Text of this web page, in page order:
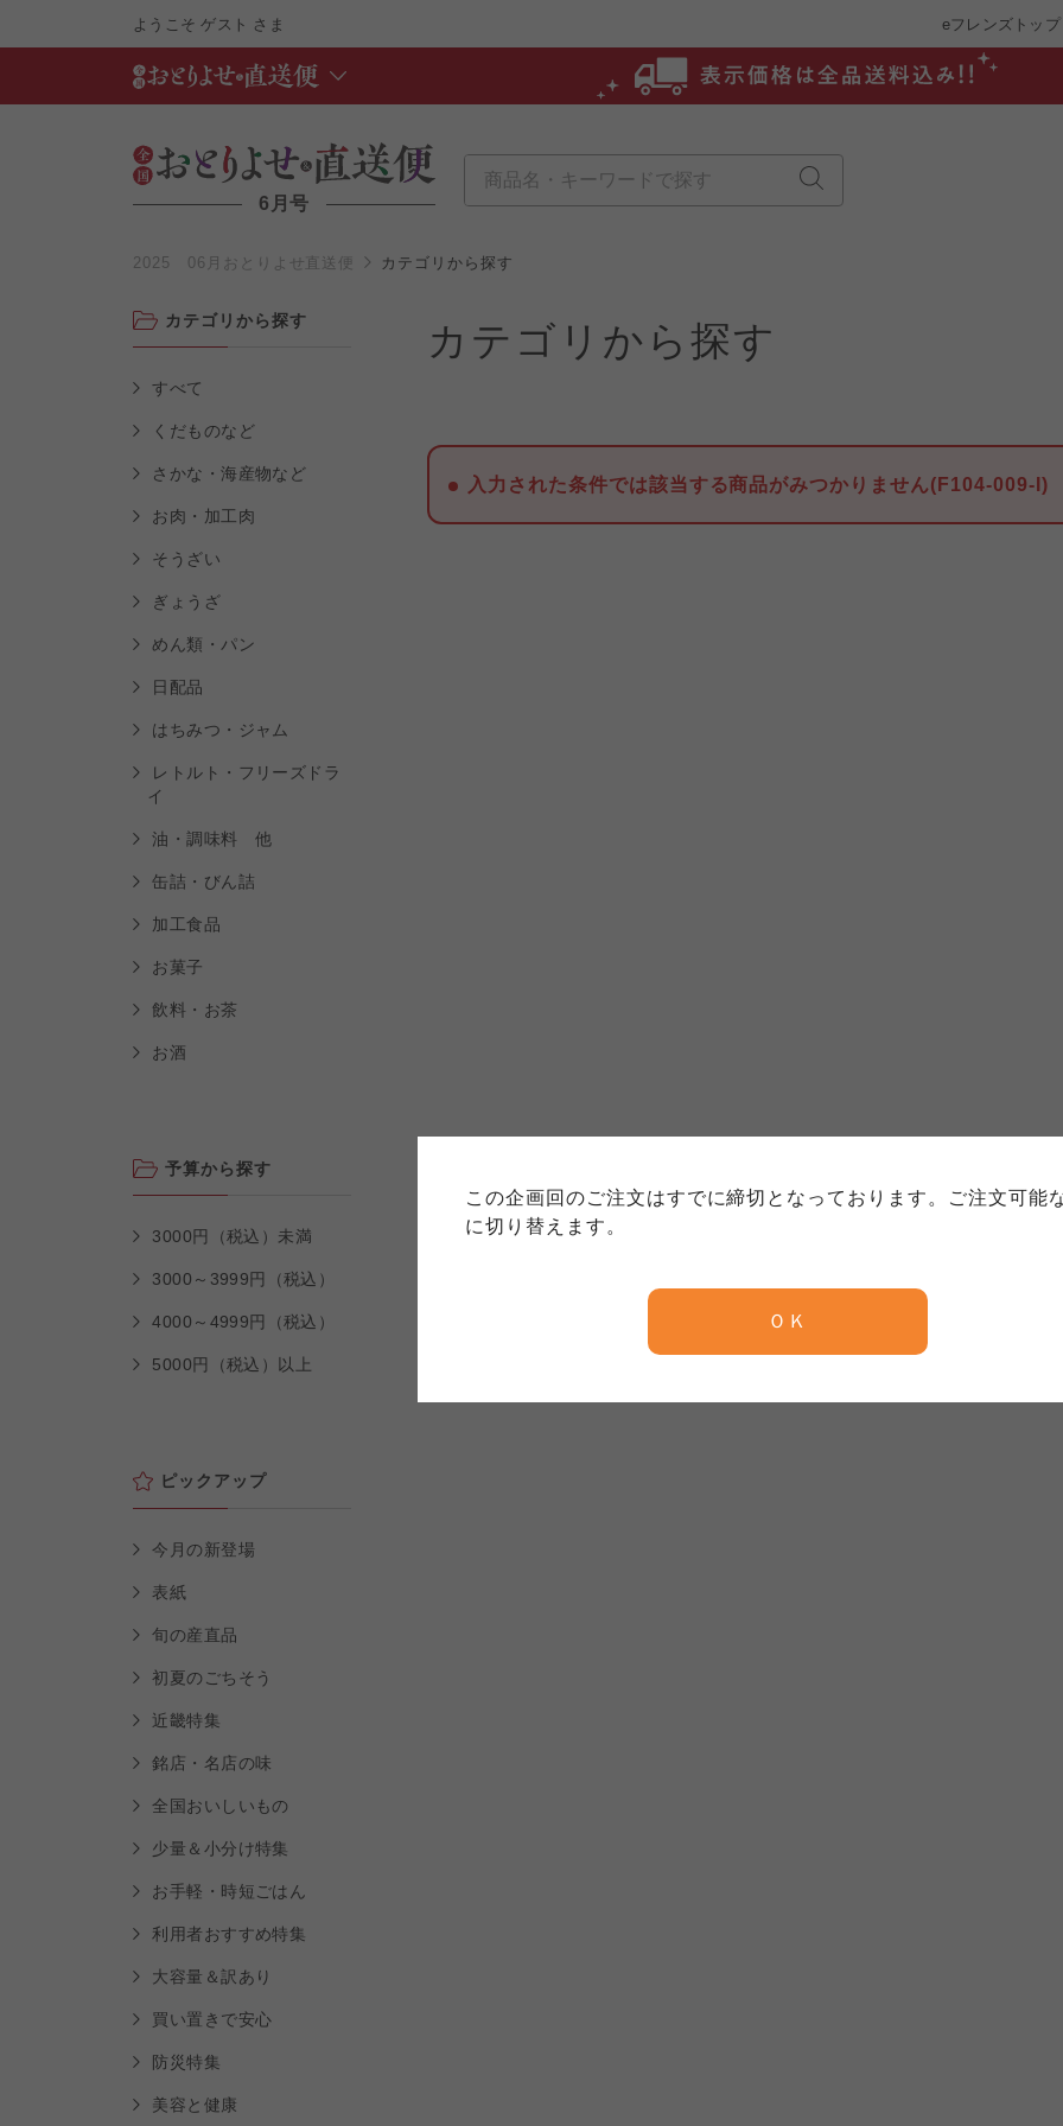
この企画回のご注文はすでに締切となっております。ご注文可能
に切り替えます。
ＯＫ
ようこそゲスト さま eフレンズトップ
6月号
2025 06月おとりよせ直送便 カテゴリから探す
カテゴリから探す
すべて
くだものなど
さかな・海産物など
お肉・加工肉
そうざい
ぎょうざ
めん類・パン
日配品
はちみつ・ジャム
レトルト・フリーズドラ
イ
油・調味料 他
缶詰・びん詰
加工食品
お菓子
飲料・お茶
お酒
予算から探す
3000円（税込）未満
3000～3999円（税込）
4000～4999円（税込）
5000円（税込）以上
ピックアップ
今月の新登場
表紙
旬の産直品
初夏のごちそう
近畿特集
銘店・名店の味
全国おいしいもの
少量＆小分け特集
お手軽・時短ごはん
利用者おすすめ特集
大容量＆訳あり
買い置きで安心
防災特集
美容と健康
カテゴリから探す
入力された条件では該当する商品がみつかりません(F104-009-I)
このサイトは7つの生協から業務委託を受けて、コープきんき事業連合が運営しています。
める利用約款をご確認のうえ、ご利用ください。なお、クチコミ投稿については、利用約
よどがわ市民生協 大阪いずみ市民生協 わかやま市民生協
ては、コープ事業連合、ならびに各生協の「個人情報保護方針」にもどづいて、コープ事業
コープ事業連合、ならびに各生協の「個人情報保護方針」については各生協のボタンをクリ
ならコープ
このサイトは7つの生協から業務委託を受けて、コープきんき事業連合が運営しています。
各生協の「特定商取引法に基づく表記について」については各生協のボタンをクリックして